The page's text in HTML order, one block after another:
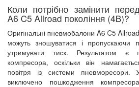
Коли потрібно замінити
A6 C5 Allroad покоління (4B)?
Оригінальні пневмобалони A6 C5
можуть зношуватися і пропускаючи
утримувати тиск. Результатом є
компресора, оскільки він
повітря із системи
виключено пошкодження